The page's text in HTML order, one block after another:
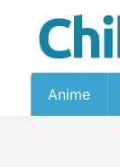
Anime